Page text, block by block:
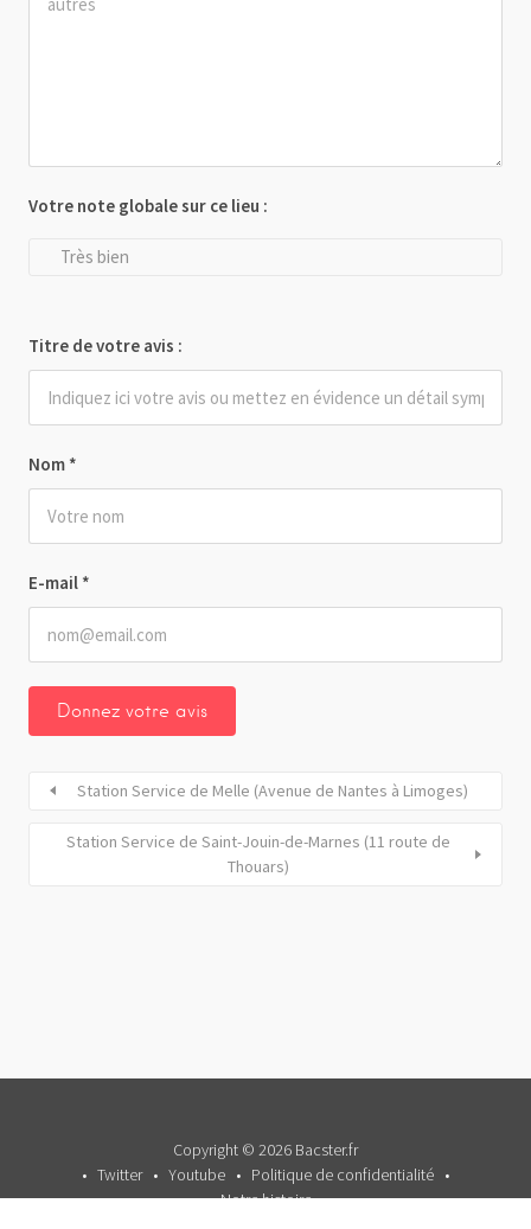
Nom *
E-mail *
Votre note globale sur ce lieu :
Très bien
Titre de votre avis :
Station Service de Melle (Avenue de Nantes à Limoges)
Station Service de Saint-Jouin-de-Marnes (11 route de
Thouars)
Copyright © 2026 Bacster.fr
Twitter
Youtube
Politique de confidentialité
Notre histoire